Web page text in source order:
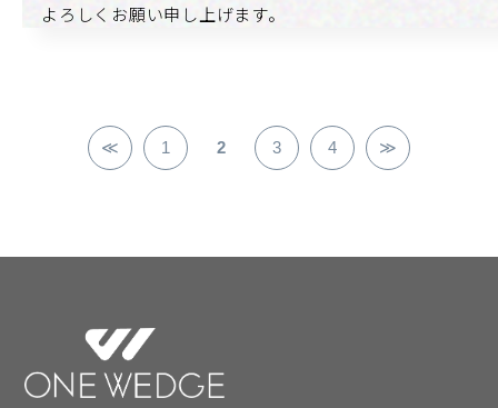
よろしくお願い申し上げます。
≪ 1 2 3 4 ≫